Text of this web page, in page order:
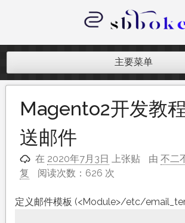
内
记录跨境电商独立站
主要菜单
Magento2开发教
送邮件
在 2020年7月3日 上张贴 由 不二
复
阅读次数：626 次
定义邮件模板 (<Module>/etc/